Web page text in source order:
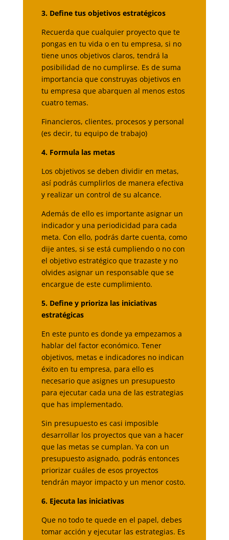
3. Define tus objetivos estratégicos
Recuerda que cualquier proyecto que te
pongas en tu vida o en tu empresa, si no
tiene unos objetivos claros, tendrá la
posibilidad de no cumplirse. Es de suma
importancia que construyas objetivos en
tu empresa que abarquen al menos estos
cuatro temas.
Financieros, clientes, procesos y personal
(es decir, tu equipo de trabajo)
4. Formula las metas
Los objetivos se deben dividir en metas,
así podrás cumplirlos de manera efectiva
y realizar un control de su alcance.
Además de ello es importante asignar un
indicador y una periodicidad para cada
meta. Con ello, podrás darte cuenta, como
dije antes, si se está cumpliendo o no con
el objetivo estratégico que trazaste y no
olvides asignar un responsable que se
encargue de este cumplimiento.
5. Define y prioriza las iniciativas
estratégicas
En este punto es donde ya empezamos a
hablar del factor económico. Tener
objetivos, metas e indicadores no indican
éxito en tu empresa, para ello es
necesario que asignes un presupuesto
para ejecutar cada una de las estrategias
que has implementado.
Sin presupuesto es casi imposible
desarrollar los proyectos que van a hacer
que las metas se cumplan. Ya con un
presupuesto asignado, podrás entonces
priorizar cuáles de esos proyectos
tendrán mayor impacto y un menor costo.
6. Ejecuta las iniciativas
Que no todo te quede en el papel, debes
tomar acción y ejecutar las estrategias. Es